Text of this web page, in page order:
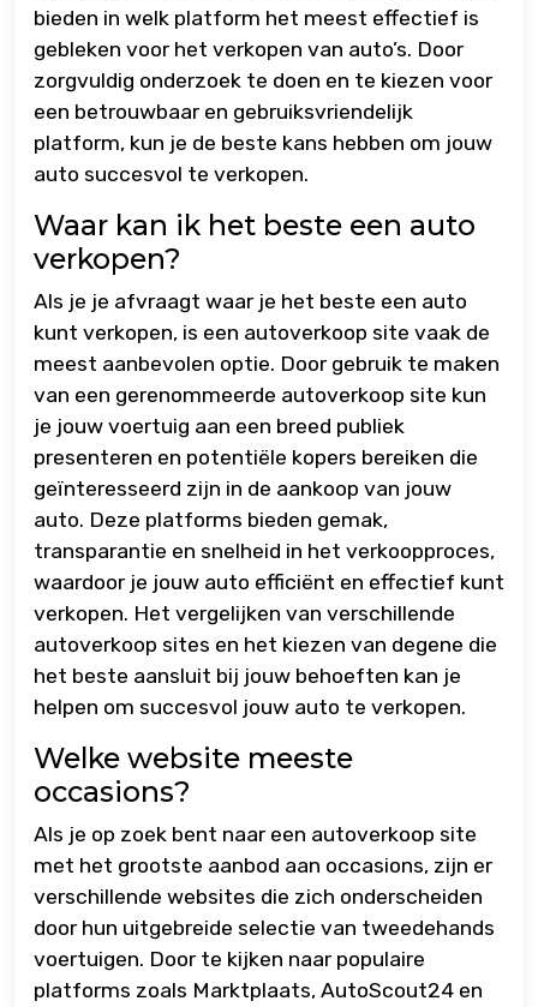
bieden in welk platform het meest effectief is
gebleken voor het verkopen van auto’s. Door
zorgvuldig onderzoek te doen en te kiezen voor
een betrouwbaar en gebruiksvriendelijk
platform, kun je de beste kans hebben om jouw
auto succesvol te verkopen.
Waar kan ik het beste een auto
verkopen?
Als je je afvraagt waar je het beste een auto
kunt verkopen, is een autoverkoop site vaak de
meest aanbevolen optie. Door gebruik te maken
van een gerenommeerde autoverkoop site kun
je jouw voertuig aan een breed publiek
presenteren en potentiële kopers bereiken die
geïnteresseerd zijn in de aankoop van jouw
auto. Deze platforms bieden gemak,
transparantie en snelheid in het verkoopproces,
waardoor je jouw auto efficiënt en effectief kunt
verkopen. Het vergelijken van verschillende
autoverkoop sites en het kiezen van degene die
het beste aansluit bij jouw behoeften kan je
helpen om succesvol jouw auto te verkopen.
Welke website meeste
occasions?
Als je op zoek bent naar een autoverkoop site
met het grootste aanbod aan occasions, zijn er
verschillende websites die zich onderscheiden
door hun uitgebreide selectie van tweedehands
voertuigen. Door te kijken naar populaire
platforms zoals Marktplaats, AutoScout24 en